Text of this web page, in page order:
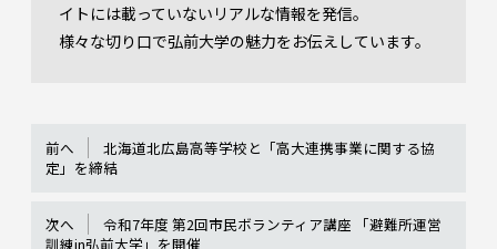
イトには載っていないリアルな情報を発信。
様々な切り口で弘前大学の魅力をお伝えしています。
前へ
北海道北広島高等学校と「高大連携事業に関する協
定」を締結
次へ
令和7年度 第2回市民ボランティア講座 「避難所運営
訓練in弘前大学」を開催